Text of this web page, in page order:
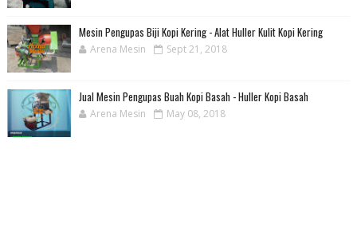
Mesin Pengupas Biji Kopi Kering - Alat Huller Kulit Kopi Kering
Arena Mesin Sept 21, 2018
Jual Mesin Pengupas Buah Kopi Basah - Huller Kopi Basah
Arena Mesin May 08, 2018